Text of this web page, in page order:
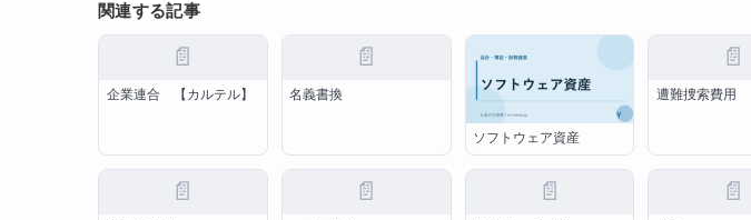
関連する記事
📄
企業連合 【カルテル】
📄
名義書換
ソフトウェア資産
📄
遭難捜索費用
📄 📄 📄 📄